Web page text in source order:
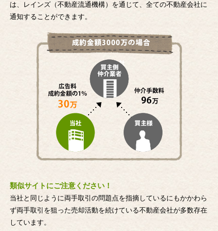
は、レインズ（不動産流通機構）を通じて、全ての不動産会社に
通知することができます。
類似サイトにご注意ください！
当社と同じように両手取引の問題点を指摘しているにもかかわら
ず両手取引を狙った売却活動を続けている不動産会社が多数存在
しています。